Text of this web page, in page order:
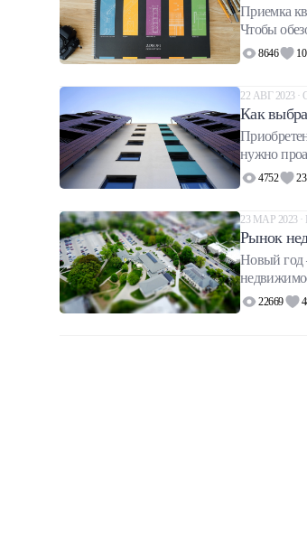
Халва
Онлайн-обменник
Премиальный сервис Prime Line
Мобильный банк MOBY
Приемка
Чтобы
8646 10
22 АВГ 2023
Как
нужно
4752 23
23 МАР 2023
Рынок
Новый год
22669